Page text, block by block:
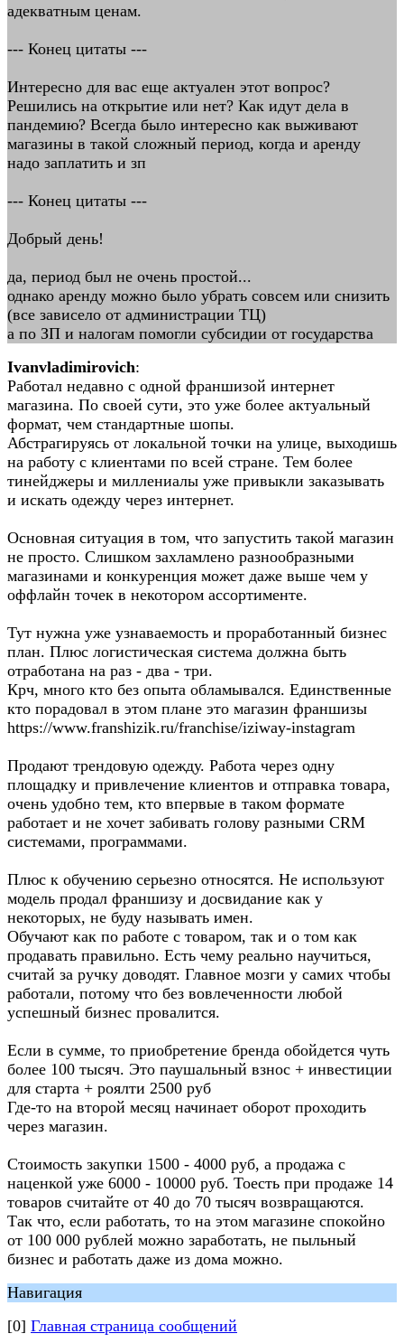
адекватным ценам.
--- Конец цитаты ---
Интересно для вас еще актуален этот вопрос?
Решились на открытие или нет? Как идут дела в
пандемию? Всегда было интересно как выживают
магазины в такой сложный период, когда и аренду
надо заплатить и зп
--- Конец цитаты ---
Добрый день!
да, период был не очень простой...
однако аренду можно было убрать совсем или снизить
(все зависело от администрации ТЦ)
а по ЗП и налогам помогли субсидии от государства
Ivanvladimirovich:
Работал недавно с одной франшизой интернет
магазина. По своей сути, это уже более актуальный
формат, чем стандартные шопы.
Абстрагируясь от локальной точки на улице, выходишь
на работу с клиентами по всей стране. Тем более
тинейджеры и миллениалы уже привыкли заказывать
и искать одежду через интернет.
Основная ситуация в том, что запустить такой магазин
не просто. Слишком захламлено разнообразными
магазинами и конкуренция может даже выше чем у
оффлайн точек в некотором ассортименте.
Тут нужна уже узнаваемость и проработанный бизнес
план. Плюс логистическая система должна быть
отработана на раз - два - три.
Крч, много кто без опыта обламывался. Единственные
кто порадовал в этом плане это магазин франшизы
https://www.franshizik.ru/franchise/iziway-instagram
Продают трендовую одежду. Работа через одну
площадку и привлечение клиентов и отправка товара,
очень удобно тем, кто впервые в таком формате
работает и не хочет забивать голову разными CRM
системами, программами.
Плюс к обучению серьезно относятся. Не используют
модель продал франшизу и досвидание как у
некоторых, не буду называть имен.
Обучают как по работе с товаром, так и о том как
продавать правильно. Есть чему реально научиться,
считай за ручку доводят. Главное мозги у самих чтобы
работали, потому что без вовлеченности любой
успешный бизнес провалится.
Если в сумме, то приобретение бренда обойдется чуть
более 100 тысяч. Это паушальный взнос + инвестиции
для старта + роялти 2500 руб
Где-то на второй месяц начинает оборот проходить
через магазин.
Стоимость закупки 1500 - 4000 руб, а продажа с
наценкой уже 6000 - 10000 руб. Тоесть при продаже 14
товаров считайте от 40 до 70 тысяч возвращаются.
Так что, если работать, то на этом магазине спокойно
от 100 000 рублей можно заработать, не пыльный
бизнес и работать даже из дома можно.
Навигация
[0] Главная страница сообщений